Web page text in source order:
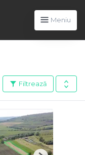
Meniu
Filtrează